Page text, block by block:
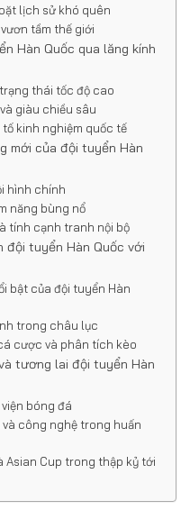
lịch sử khó quên
tầm thế giới
Hàn Quốc qua lăng kính
thái tốc độ cao
giàu chiều sâu
kinh nghiệm quốc tế
mới của đội tuyển Hàn
hình chính
năng bùng nổ
tính cạnh tranh nội bộ
tuyển Hàn Quốc với
bật của đội tuyển Hàn
trong châu lục
cược và phân tích kèo
tương lai đội tuyển Hàn
bóng đá
công nghệ trong huấn
Asian Cup trong thập kỷ tới